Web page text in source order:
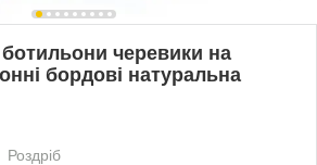
черевики на
бордові натуральна
Роздріб